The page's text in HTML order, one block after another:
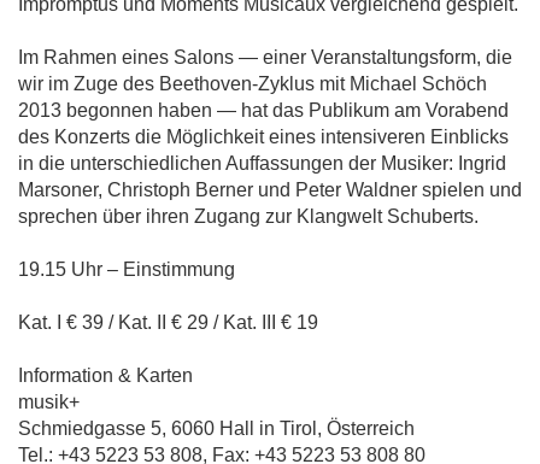
Impromptus und Moments Musicaux vergleichend gespielt.
Im Rahmen eines Salons — einer Veranstaltungsform, die
wir im Zuge des Beethoven-Zyklus mit Michael Schöch
2013 begonnen haben — hat das Publikum am Vorabend
des Konzerts die Möglichkeit eines intensiveren Einblicks
in die unterschiedlichen Auffassungen der Musiker: Ingrid
Marsoner, Christoph Berner und Peter Waldner spielen und
sprechen über ihren Zugang zur Klangwelt Schuberts.
19.15 Uhr – Einstimmung
Kat. I € 39 / Kat. II € 29 / Kat. III € 19
Information & Karten
musik+
Schmiedgasse 5, 6060 Hall in Tirol, Österreich
Tel.: +43 5223 53 808, Fax: +43 5223 53 808 80